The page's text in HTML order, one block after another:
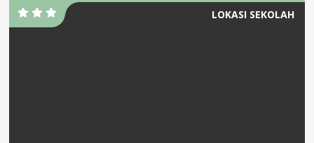
LOKASI SEKOLAH